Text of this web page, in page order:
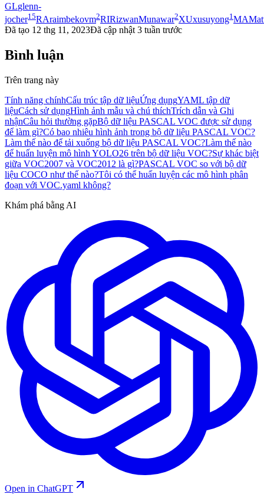
GLglenn-
jocher15RAraimbekovm2RIRizwanMunawar2XUxusuyong1 MA
Đã tạo 12 thg 11, 2023Đã cập nhật 3 tuần trước
Bình luận
Trên trang này
Tính năng chínhCấu trúc tập dữ liệuỨng dụngYAML tập dữ
liệuCách sử dụngHình ảnh mẫu và chú thíchTrích dẫn và Ghi
nhậnCâu hỏi thường gặpBộ dữ liệu PASCAL VOC được sử dụng
để làm gì?Có bao nhiêu hình ảnh trong bộ dữ liệu PASCAL VOC?
Làm thế nào để tải xuống bộ dữ liệu PASCAL VOC?Làm thế nào
để huấn luyện mô hình YOLO26 trên bộ dữ liệu VOC?Sự khác biệt
giữa VOC2007 và VOC2012 là gì?PASCAL VOC so với bộ dữ
liệu COCO như thế nào?Tôi có thể huấn luyện các mô hình phân
đoạn với VOC.yaml không?
Khám phá bằng AI
Open in ChatGPT